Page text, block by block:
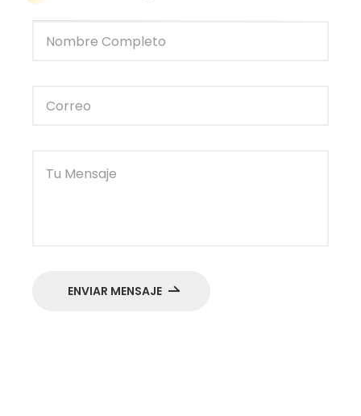
ENVIAR MENSAJE